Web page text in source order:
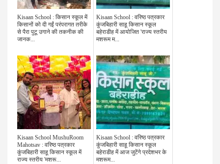
Kisaan School : किसान स्कूल में
किसानों को दी गईं परंपरागत तरीके
से पैरा पुटू उगाने की तकनीक की
जानक...
Kisaan School : वरिष्ठ पत्रकार
कुंजबिहारी साहू किसान स्कूल
बहेराडीह में आयोजित 'राज्य स्तरीय
मशरूम म...
Kisaan School MushuRoom
Mahotsav : वरिष्ठ पत्रकार
कुंजबिहारी साहू किसान स्कूल में
राज्य स्तरीय 'मशरू...
Kisaan School : वरिष्ठ पत्रकार
कुंजबिहारी साहू किसान स्कूल
बहेराडीह में आज जुटेंगे प्रदेशभर के
मशरूम...